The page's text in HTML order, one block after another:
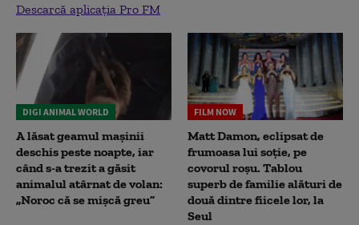
Descarcă aplicația Pro FM
DIGI ANIMAL WORLD
A lăsat geamul mașinii
deschis peste noapte, iar
când s-a trezit a găsit
animalul atârnat de volan:
„Noroc că se mișcă greu”
FILM NOW
Matt Damon, eclipsat de
frumoasa lui soție, pe
covorul roșu. Tablou
superb de familie alături de
două dintre fiicele lor, la
Seul